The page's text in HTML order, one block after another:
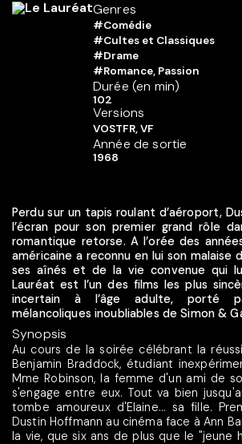
Genres
#Comédie
#Cultes et Classiques
#Drame
#Romance, Passion
Durée (en min)
102
Versions
VOSTFR, VF
Année de sortie
1968
Perdu sur un tapis roulant d’aéroport,
l’écran pour son premier grand rôle
romantique retorse. A l’orée des
américaine a reconnu en lui son malaise
ses aînés et de la vie convenue qui
Lauréat est l’un des films les plus
incertain à l’âge adulte, porté
mélancoliques inoubliables de Simon &
Synopsis
Au cours de la soirée célébrant la
Benjamin Braddock, étudiant
Mme Robinson, la femme d'un ami de
s'engage entre eux. Tout va bien
tombe amoureux d'Elaine... sa fille.
Dustin Hoffmann au cinéma face à Ann
la vie, que six ans de plus que le "jeune